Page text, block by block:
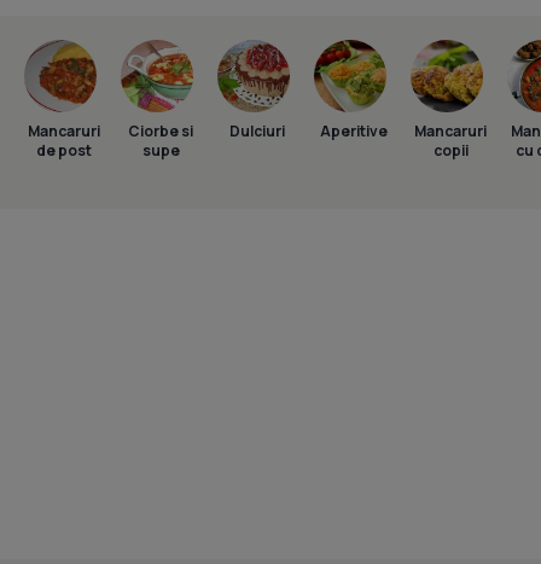
Mancaruri
de post
Ciorbe si
supe
Dulciuri Aperitive
Mancaruri
copii
cu